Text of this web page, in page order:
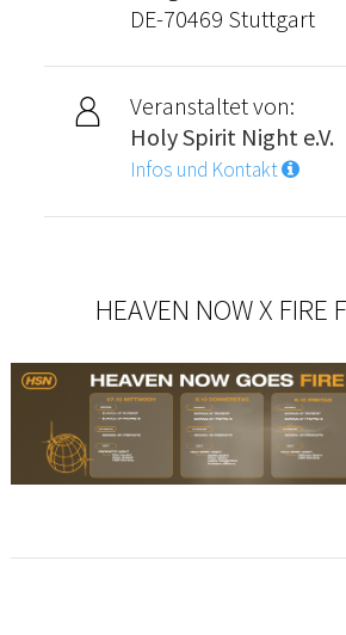
DE-70469 Stuttgart
Veranstaltet von:
Holy Spirit Night e.V.
Infos und Kontakt
HEAVEN NOW X FIRE